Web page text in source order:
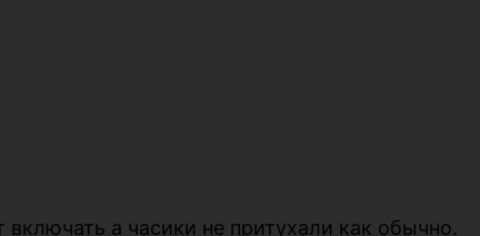
а часики не притухали как обычно.